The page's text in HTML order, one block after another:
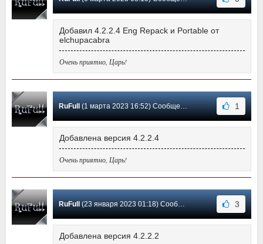
Добавил 4.2.2.4 Eng Repack и Portable от
elchupacabra
Очень приятно, Царь!
RuFull (1 марта 2023 16:52) Сообщение #391 1
Добавлена версия 4.2.2.4
Очень приятно, Царь!
RuFull (23 января 2023 01:18) Сообщение #390 3
Добавлена версия 4.2.2.2